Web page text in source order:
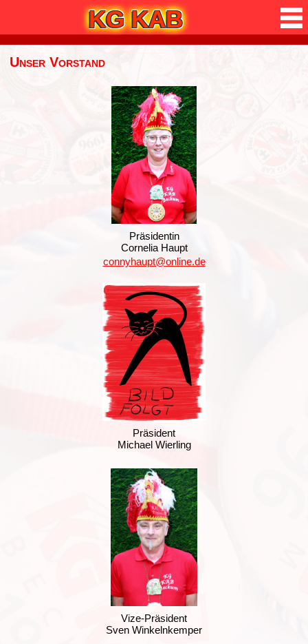
KG KAB
Unser Vorstand
Präsidentin
Cornelia Haupt
connyhaupt@online.de
Präsident
Michael Wierling
Vize-Präsident
Sven Winkelnkemper